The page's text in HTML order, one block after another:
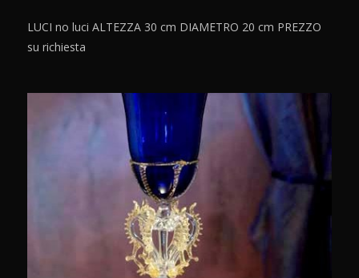
LUCI no luci ALTEZZA 30 cm DIAMETRO 20 cm PREZZO
su richiesta